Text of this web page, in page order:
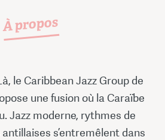
À propos
le Caribbean Jazz Group de
une fusion où la Caraïbe
Jazz moderne, rythmes de
s’entremêlent dans